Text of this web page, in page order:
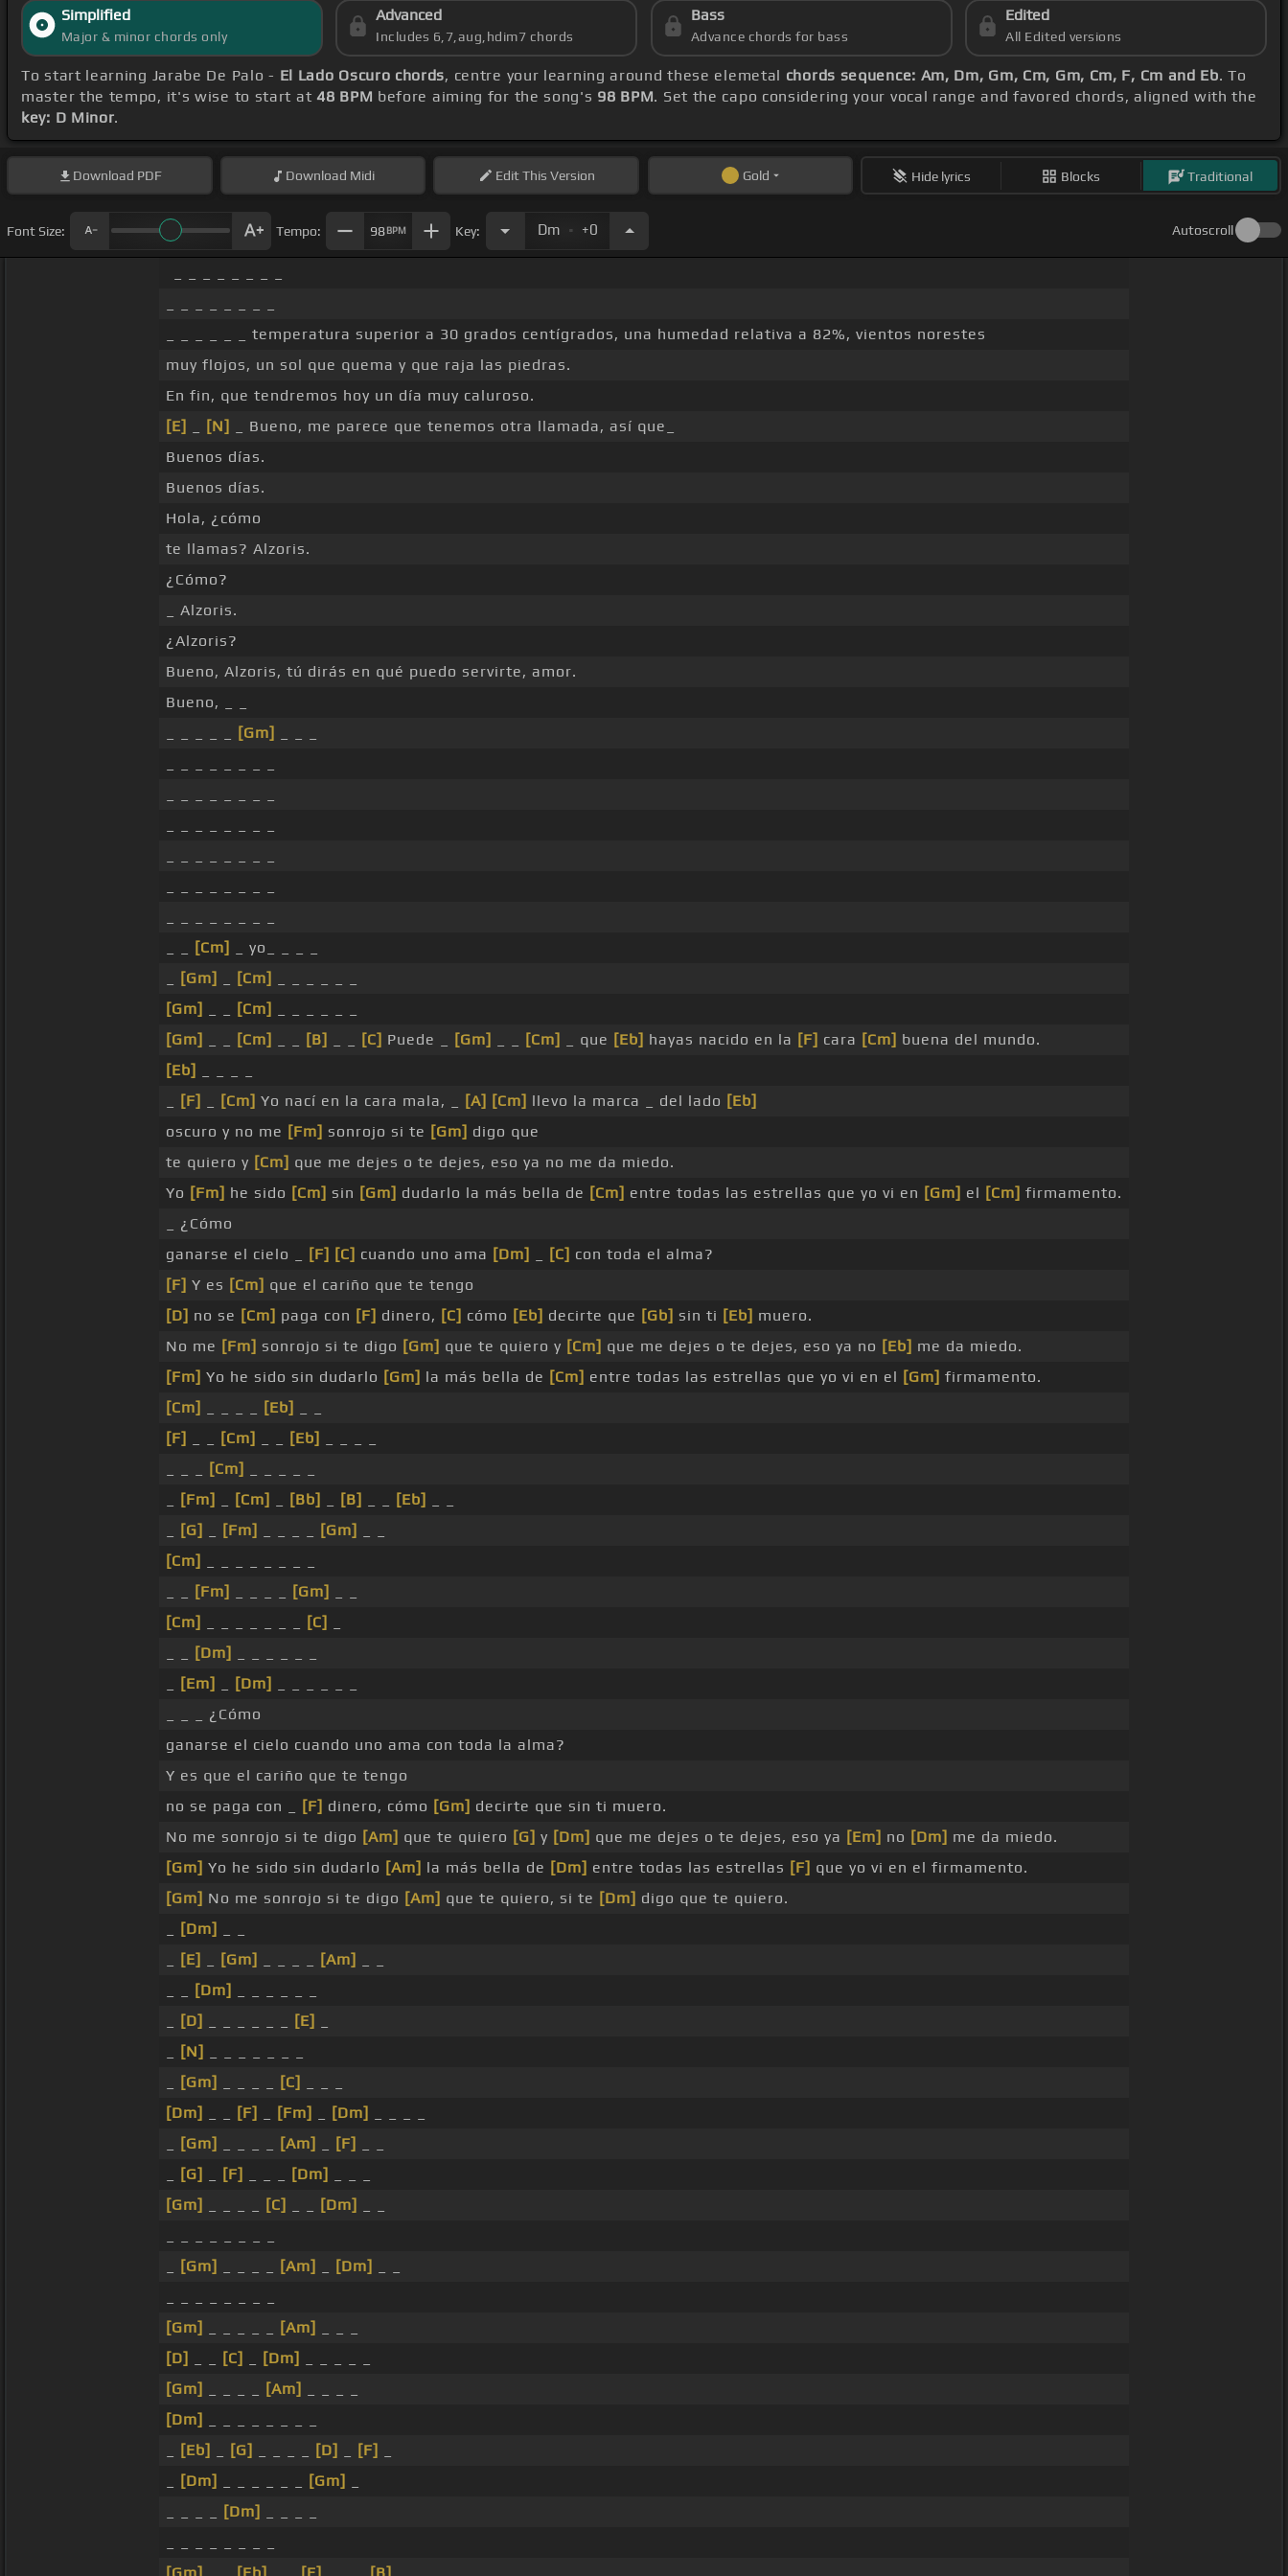
Simplified
Major & minor chords only
Advanced
Includes 6,7,aug,hdim7 chords
Bass
Advance chords for bass
Edited
All Edited versions
To start learning Jarabe De Palo - El Lado Oscuro chords, centre your learning around these elemetal chords sequence: Am, Dm, Gm, Cm, Gm, Cm, F, Cm and Eb. To
master the tempo, it's wise to start at48 BPM before aiming for the song's 98 BPM. Set the capo considering your vocal range and favored chords, aligned with the
key: D Minor.
Download PDF Download Midi EditThis Version Gold Hide lyrics Blocks Traditional
Font Size: Tempo: 98BPM Key: Dm . +0 Autoscroll
_ _ _ _ _ _ temperatura superior a 30 grados centígrados, una humedad relativa a 82%, vientos norestes
muy flojos, un sol que quema y que raja las piedras.
En fin, que tendremos hoy un día muy caluroso.
[E]
[N]
_ Bueno, me parece que tenemos otra llamada, así que_
Buenos días.
Buenos días.
Hola, ¿cómo
te llamas? Alzoris.
¿Cómo?
_ Alzoris.
¿Alzoris?
Bueno, Alzoris, tú dirás en qué puedo servirte, amor.
Bueno, _ _
[Gm]
[Cm]
_ yo_ _ _ _
[Gm] [Cm]
[Gm]
[Cm]
[Gm]
[Cm] [B] [C] Puede _ [Gm] [Cm] _ que [Eb] hayas nacido en la [F] cara [Cm] buena del mundo.
[Eb]
[F] [Cm] Yo nací en la cara mala, _ [A] [Cm] llevo la marca _ del lado [Eb]
oscuro y no me [Fm] sonrojo si te [Gm] digo que
te quiero y [Cm] que me dejes o te dejes, eso ya no me da miedo.
Yo [Fm] he sido [Cm] sin [Gm] dudarlo la más bella de [Cm] entre todas las estrellas que yo vi en [Gm] el [Cm] firmamento.
_ ¿Cómo
ganarse el cielo _
[F] [C] cuando uno ama [Dm] [C] con toda el alma?
[F] Y es [Cm] que el cariño que te tengo
[D] no se [Cm] paga con [F] dinero, [C] cómo [Eb] decirte que [Gb] sin ti [Eb] muero.
No me [Fm] sonrojo si te digo [Gm] que te quiero y [Cm] que me dejes o te dejes, eso ya no [Eb] me da miedo.
[Fm] Yo he sido sin dudarlo [Gm] la más bella de [Cm] entre todas las estrellas que yo vi en el [Gm] firmamento.
[Cm]
[Eb]
[F]
[Cm] [Eb]
[Cm]
[Fm] [Cm] [Bb] [B] [Eb]
[G] [Fm] [Gm]
[Cm]
[Fm] [Gm]
[Cm]
[C]
[Dm]
[Em] [Dm]
_ _ _ ¿Cómo
ganarse el cielo cuando uno ama con toda la alma?
Y es que el cariño que te tengo
no se paga con _
[F] dinero, cómo [Gm] decirte que sin ti muero.
No me sonrojo si te digo [Am] que te quiero [G] y [Dm] que me dejes o te dejes, eso ya [Em] no [Dm] me da miedo.
[Gm] Yo he sido sin dudarlo [Am] la más bella de [Dm] entre todas las estrellas [F] que yo vi en el firmamento.
[Gm] No me sonrojo si te digo [Am] que te quiero, si te [Dm] digo que te quiero.
[Dm]
[E] [Gm] [Am]
[Dm]
[D] [E]
[N]
[Gm] [C]
[Dm]
[F] [Fm] [Dm]
[Gm] [Am] [F]
[G] [F] [Dm]
[Gm]
[C] [Dm]
[Gm] [Am] [Dm]
[Gm]
[Am]
[D]
[C] [Dm]
[Gm]
[Am]
[Dm]
[Eb] [G] [D] [F]
[Dm] [Gm]
[Dm]